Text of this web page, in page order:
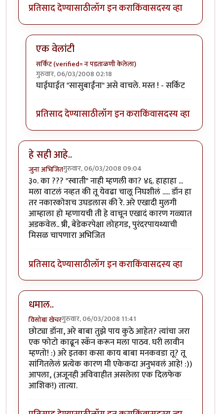
प्रतिसाद देण्यासाठीलॉग इन कराकिंवासदस्य व्हा
एक वेलांटी
सर्किट (verified= न पडताळणी केलेला)
गुरुवार, 06/03/2008 02:18
In reply toप्रपोझbyपान्डू हवालदार
घाईघाईत "सासुबाईंना" असे वाचले. मस्त ! - सर्किट
प्रतिसाद देण्यासाठीलॉग इन कराकिंवासदस्य व्हा
हे सही आहे..
जुना अभिजितगुरुवार, 06/03/2008 09:04
३०. का ??? "स्वाती" नाही म्हणली का? ४६. हाहाहा ...
मला वाटलं नव्हत की तू येवढा चालू निघशीलं ..... डॉन हा
तर नकारकोशच उघडलास की रे. अरे एखादी मुलगी
आम्हाला हो म्हणायची ती हे वाचून एखादं कारण गळ्यात
अडकवेल.. ष्री, बेडेकरपेक्षा लोहगड, पुरंदरपायथ्याची
मिसळ चापणारा अभिजित
प्रतिसाद देण्यासाठीलॉग इन कराकिंवासदस्य व्हा
धमाल..
विसोबा खेचरगुरुवार, 06/03/2008 11:41
छोट्या डॉना, अरे बाबा तुझे पाय कुठे आहेत? त्यांचा जरा
एक फोटो काढून स्कॅन करून मला पाठव. घरी लावीन
म्हण्तो! :) अरे इतका कसा काय बाबा मनकवडा तू? तू
सांगितलेलं प्रत्येक कारण मी एकेकदा अनुभवलं आहे! :))
आपला, (अजूनही अविवाहीत असलेला एक दिलफेक
आशिक!) तात्या.